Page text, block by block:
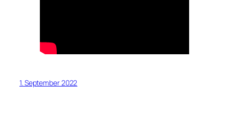
1. September 2022